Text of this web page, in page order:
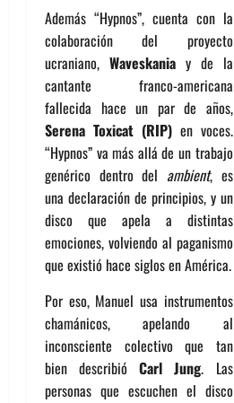
Además “Hypnos”, cuenta con la
colaboración del proyecto
ucraniano, Waveskaniay de la
cantante franco-americana
fallecida hace un par de años,
Serena Toxicat (RIP)en voces.
“Hypnos” va más allá de un trabajo
genérico dentro del ambient, es
una declaración de principios, y un
disco que apela a distintas
emociones, volviendo al paganismo
que existió hace siglos en América.
Por eso, Manuel usa instrumentos
chamánicos, apelando al
inconsciente colectivo que tan
bien describióCarl Jung. Las
personas que escuchen el disco